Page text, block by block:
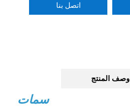
اتصل بنا
وصف المنتج
سمات